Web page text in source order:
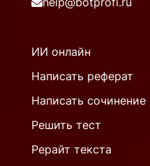
ИИ онлайн
Написать реферат
Написать сочинение
Решить тест
Рерайт текста